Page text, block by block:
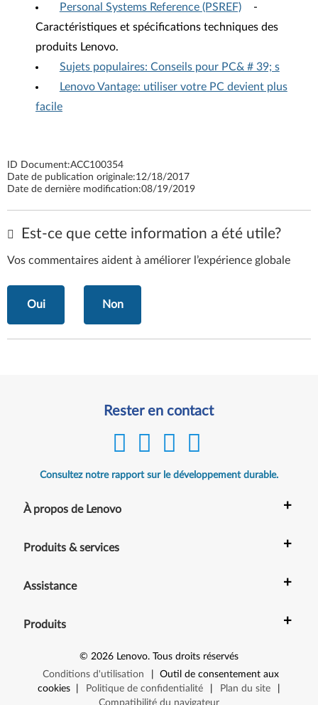
Personal Systems Reference (PSREF)
-
Caractéristiques et spécifications techniques des
produits Lenovo.
Sujets populaires: Conseils pour PC& # 39; s
Lenovo Vantage: utiliser votre PC devient plus
facile
ID Document:ACC100354
Date de publication originale:12/18/2017
Date de dernière modification:08/19/2019
Est-ce que cette information a été utile?
Vos commentaires aident à améliorer l’expérience globale
Oui Non
Rester en contact
Consultez notre rapport sur le développement durable.
À propos de Lenovo +
Produits & services +
Assistance +
Produits +
© 2026 Lenovo. Tous droits réservés
Conditions d'utilisation
Outil de consentement aux
cookies
Politique de confidentialité Plan du site
Compatibilité du navigateur